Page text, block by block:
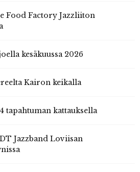
Food Factory Jazzliiton
kesäkuussa 2026
Kairon keikalla
tapahtuman kattauksella
Jazzband Loviisan